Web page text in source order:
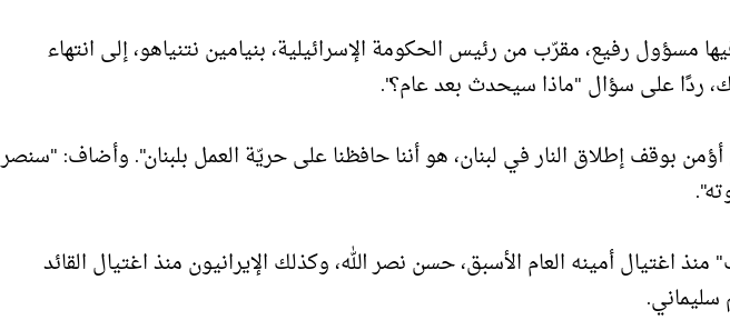
مسؤول رفيع، مقرّب من رئيس الحكومة الإسرائيلية، بنيامين نتنياهو، إلى انتهاء
ردًا على سؤال "ماذا سيحدث بعد عام؟".
بوقف إطلاق النار في لبنان، هو أننا حافظنا على حريّة العمل بلبنان". وأضاف: "سنصر
اغتيال أمينه العام الأسبق، حسن نصر الله، وكذلك الإيرانيون منذ اغتيال القائد
سليماني.